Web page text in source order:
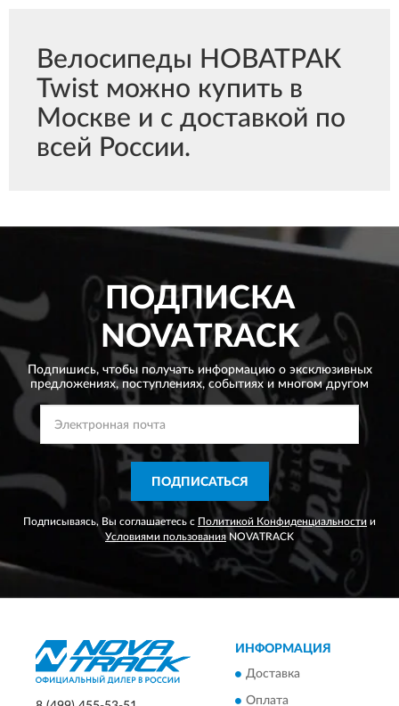
Велосипеды НОВАТРАК
Twist можно купить в
Москве и с доставкой по
всей России.
ПОДПИСКА
NOVATRACK
Подпишись, чтобы получать информацию о эксклюзивных
предложениях,поступлениях, событиях и многом другом
ПОДПИСАТЬСЯ
Подписываясь, Вы соглашаетесь с Политикой Конфиденциальности и
Условиями пользования NOVATRACK
ИНФОРМАЦИЯ
Доставка
Оплата